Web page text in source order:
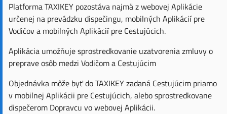
Platforma TAXIKEY pozostáva najmä z webovej Aplikácie
určenej na prevádzku dispečingu, mobilných Aplikácií pre
Vodičov a mobilných Aplikácií pre Cestujúcich.
Aplikácia umožňuje sprostredkovanie uzatvorenia zmluvy o
preprave osôb medzi Vodičom a Cestujúcim
Objednávka môže byť do TAXIKEY zadaná Cestujúcim priamo
v mobilnej Aplikácii pre Cestujúcich, alebo sprostredkovane
dispečerom Dopravcu vo webovej Aplikácii.